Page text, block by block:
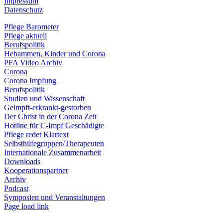
Datenschutz
Pflege Barometer
Pflege aktuell
Berufspolitik
Hebammen, Kinder und Corona
PFA Video Archiv
Corona
Corona Impfung
Berufspolitik
Studien und Wissenschaft
Geimpft-erkrankt-gestorben
Der Christ in der Corona Zeit
Hotline für C-Impf Geschädigte
Pflege redet Klartext
Selbsthilfegruppen/Therapeuten
Internationale Zusammenarbeit
Downloads
Kooperationspartner
Archiv
Podcast
Symposien und Veranstaltungen
Page load link